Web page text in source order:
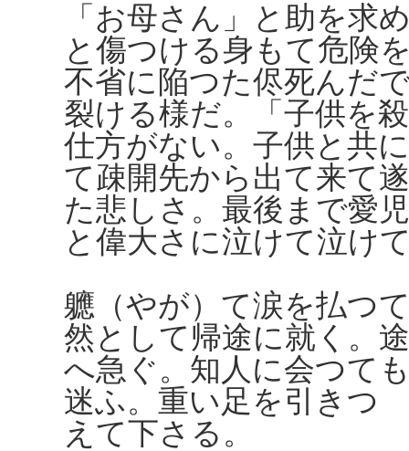
「お母さん」と助を求
と傷つける身もて危険
不省に陥つた侭死んだ
裂ける様だ。「子供を
仕方がない。子供と共
て疎開先から出て来て
た悲しさ。最後まで愛
と偉大さに泣けて泣け
軈（やが）て涙を払つ
然として帰途に就く。
へ急ぐ。知人に会つて
迷ふ。重い足を引きつ
えて下さる。